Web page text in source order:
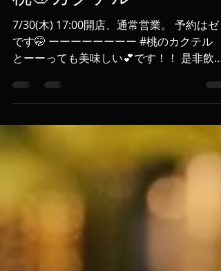
桃🍑カクテル
7/30(木) 17:00開店、通常営業。 予約はゼ
とーーっても美味しい💕です！！ 是非飲ん
でいただきたい🍑🍑🍑 #桃 #フレッシュカ
テル ーーーーーーーーーーー お客様とお客
様の距離を保てるよう人数を制限しており
す...